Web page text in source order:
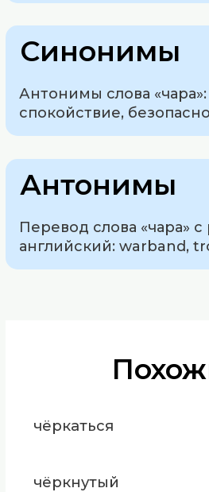
Синонимы
Антонимы слова
спокойствие,
Антонимы
Перевод слова «чара» с
английский: warband,
чёркаться
чёркнутый